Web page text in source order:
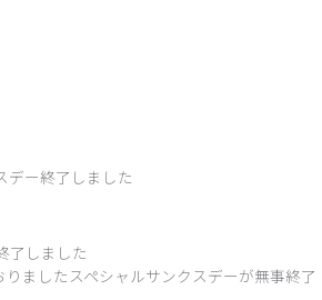
デー終了しました
了しました
りましたスペシャルサンクスデーが無事終了